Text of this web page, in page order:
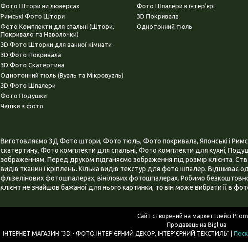
Фото Штори ни люверсах
Римські Фото Штори
Фото Комплекти для спальні (Штори,
Покривало та Наволочки)
3D Фото Шторки для ванної кімнати
3D Фото Покривала
3D Фото Скатертина
Однотонний тюль (Вуаль та Мікровуаль)
3D Фото Шпалери
Фото Подушки
Чашки з фото
Фото Шпалери в інтер'єрі
3D Покривала
Однотонний тюль
Виготовляємо 3Д Фото штори, Фото тюль, Фото покривала, Японські і
скатертину, Фото комплекти для спальні, Фото комплекти для кухні,
зображенням. Перед друком підганяємо зображення під розмір клієнта.
видів тканин і кріплень. Кілька видів текстур для фото шпалер. Відшиває
флізелінових фотошпалерах, вінілових фотошпалерах. Робимо
клієнт не знайшов бажаної для нього картинки, то він може вибрати її в
Сайт створений на маркетплейсі
Продавець на Bigl.ua